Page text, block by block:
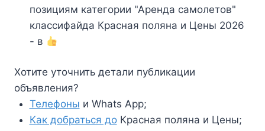
позициям категории "Аренда самолетов"
классифайда Красная поляна и Цены 2026
- в
Хотите уточнить детали публикации
объявления?
Телефоны и Whats App;
Как добраться доКрасная поляна и Цены;